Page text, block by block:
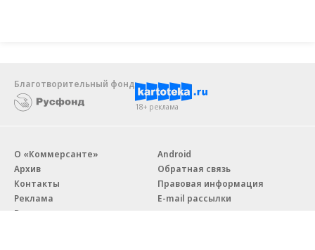
Благотворительный фонд
18+ реклама
О «Коммерсанте»
Архив
Контакты
Реклама
Вакансии
Android
Обратная связь
Правовая информация
E-mail рассылки